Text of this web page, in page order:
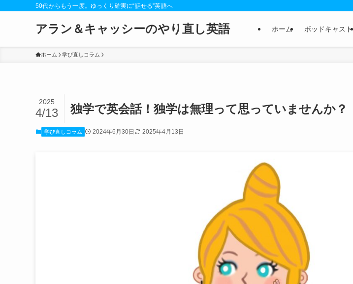
50代からもう一度。ゆっくり確実に“話せる”英語へ
アラン＆キャッシーのやり直し英語 ホーム ボッドキャスト
ホーム 学び直しコラム
独学で英会話！独学は無理って思っていませんか？
2025
4/13
学び直しコラム 2024年6月30日 2025年4月13日